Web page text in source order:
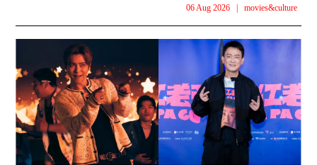
06 Aug 2026 | movies&culture